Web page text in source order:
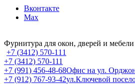
Вконтакте
Max
Фурнитура для окон, дверей и мебели
+7 (3412) 570-111
+7 (3412) 570-111
+7 (991) 456-48-68Офис на ул.
+7 (912) 767-93-42ул.Ключевой